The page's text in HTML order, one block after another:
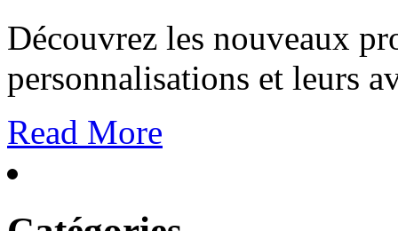
Découvrez les nouveaux
personnalisations et leurs
Read More